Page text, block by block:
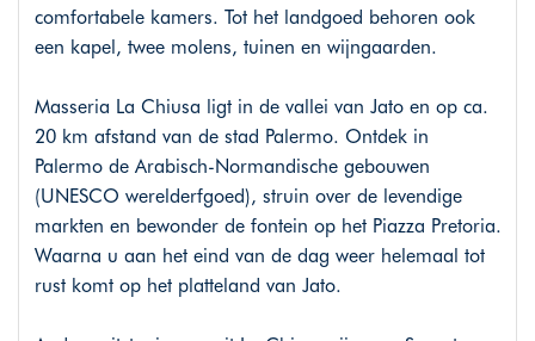
comfortabele kamers. Tot het landgoed behoren ook
een kapel, twee molens, tuinen en wijngaarden.
Masseria La Chiusa ligt in de vallei van Jato en op ca.
20 km afstand van de stad Palermo. Ontdek in
Palermo de Arabisch-Normandische gebouwen
(UNESCO werelderfgoed), struin over de levendige
markten en bewonder de fontein op het Piazza Pretoria.
Waarna u aan het eind van de dag weer helemaal tot
rust komt op het platteland van Jato.